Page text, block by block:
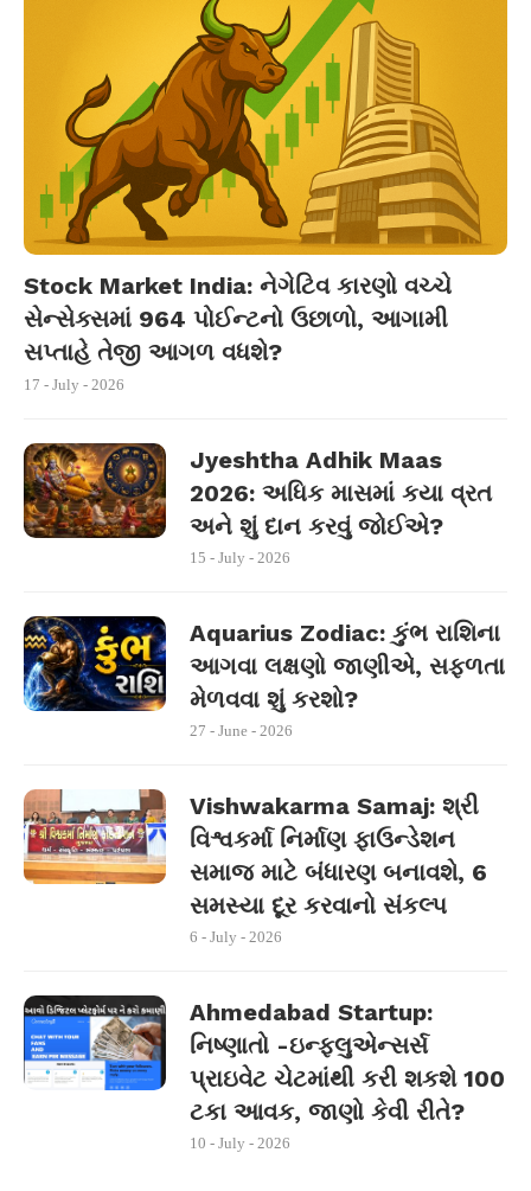
Stock Market India: નેગેટિવ કારણો વચ્ચે
સેન્સેક્સમાં 964 પોઈન્ટનો ઉછાળો, આગામી
સપ્તાહે તેજી આગળ વધશે?
17 - July - 2026
Jyeshtha Adhik Maas
2026: અધિક માસમાં કયા વ્રત
અને શું દાન કરવું જોઈએ?
15 - July - 2026
Aquarius Zodiac: કુંભ રાશિના
આગવા લક્ષણો જાણીએ, સફળતા
મેળવવા શું કરશો?
27 - June - 2026
Vishwakarma Samaj: શ્રી
વિશ્વકર્મા નિર્માણ ફાઉન્ડેશન
સમાજ માટે બંધારણ બનાવશે, 6
સમસ્યા દૂર કરવાનો સંકલ્પ
6 - July - 2026
Ahmedabad Startup:
નિષ્ણાતો -ઇન્ફ્લુએન્સર્સ
પ્રાઇવેટ ચેટમાંથી કરી શકશે 100
ટકા આવક, જાણો કેવી રીતે?
10 - July - 2026